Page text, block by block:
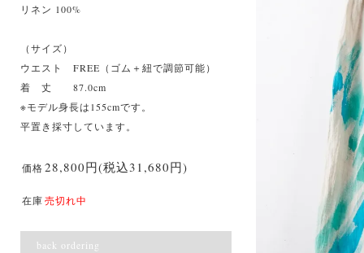
リネン 100%
（サイズ）
ウエスト FREE（ゴム＋紐で調節可能）
着 丈 87.0cm
※モデル身長は155cmです。
平置き採寸しています。
価格28,800円(税込31,680円)
在庫売切れ中
back ordering